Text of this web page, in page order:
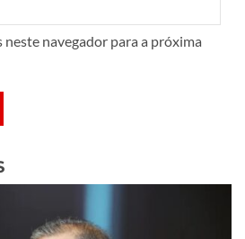
neste navegador para a próxima